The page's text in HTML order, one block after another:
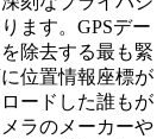
ます。GPSデー
除去する最も緊
位置情報座標が
ードした誰もが
ラのメーカーや